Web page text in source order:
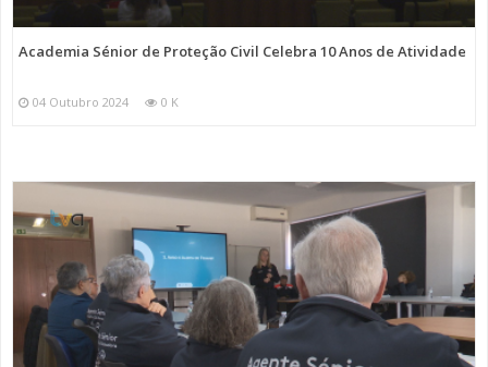
Academia Sénior de Proteção Civil Celebra 10 Anos de Atividade
04 Outubro 2024 0 K